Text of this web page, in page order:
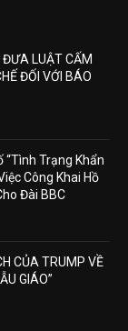
ĐƯA LUẬT CẤM
ĐỐI VỚI BÁO
“Tình Trạng Khẩn
Công Khai Hồ
Đài BBC
CỦA TRUMP VỀ
GIÁO”